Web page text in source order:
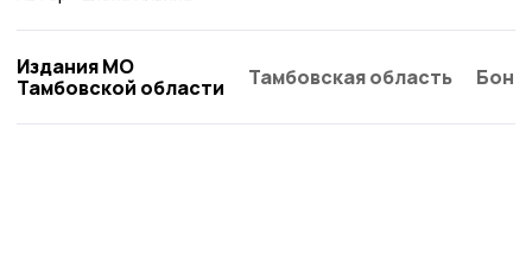
Издания МО
Тамбовской области
Тамбовская область